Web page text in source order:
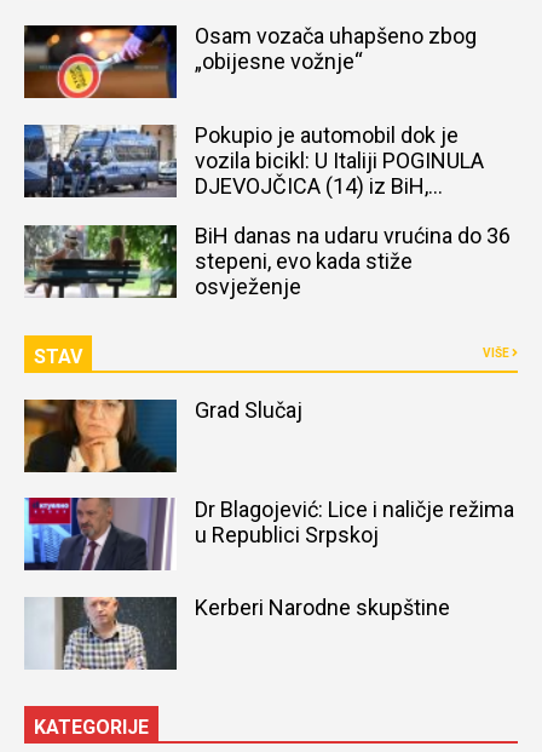
Osam vozača uhapšeno zbog
„obijesne vožnje“
Pokupio je automobil dok je
vozila bicikl: U Italiji POGINULA
DJEVOJČICA (14) iz BiH,
BiH danas na udaru vrućina do 36
stepeni, evo kada stiže
osvježenje
STAV VIŠE
Grad Slučaj
Dr Blagojević: Lice i naličje režima
u Republici Srpskoj
Kerberi Narodne skupštine
KATEGORIJE